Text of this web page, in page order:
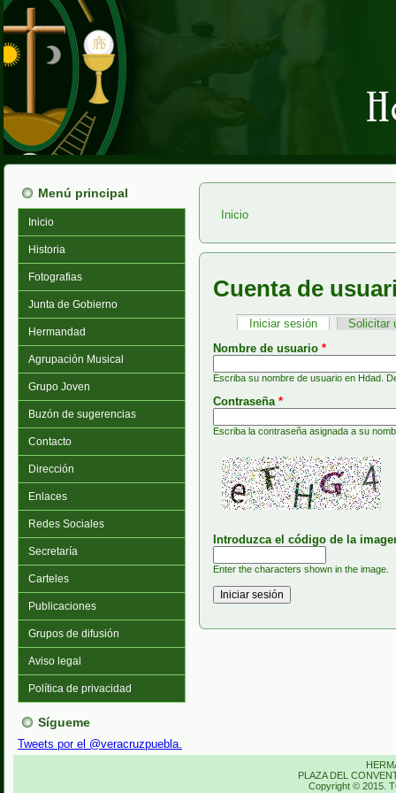
Menú principal
Inicio
Historia
Fotografias
Junta de Gobierno
Hermandad
Agrupación Musical
Grupo Joven
Buzón de sugerencias
Contacto
Dirección
Enlaces
Redes Sociales
Secretaría
Carteles
Publicaciones
Grupos de difusión
Aviso legal
Política de privacidad
Sígueme
Tweets por el @veracruzpuebla.
Inicio
Cuenta de
Solapas principales
Iniciar sesión (solapa activa)
Solicitar
Nombre de usuario *
Escriba su nombre de usuario en Hdad.
Contraseña *
Escriba la contraseña asignada a su
Introduzca el código de la
Enter the characters shown in the image.
PLAZA DEL
Copyright © 2015.